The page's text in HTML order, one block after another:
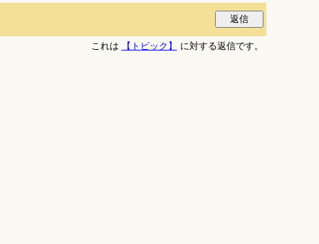
これは
【トピック】 に対する返信です。